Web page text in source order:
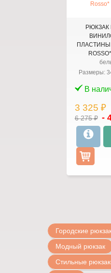
ПЛАСТИНЫ
Размеры:
В
3 325 ₽
6 275 ₽ -
Городские
Модный рюкзак
Стильные